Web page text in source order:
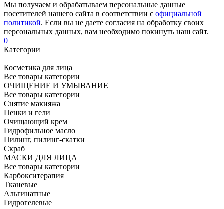
Мы получаем и обрабатываем персональные данные
посетителей нашего сайта в соответствии с официальной
политикой. Если вы не даете согласия на обработку своих
персональных данных, вам необходимо покинуть наш сайт.
0
Категории
Косметика для лица
Все товары категории
ОЧИЩЕНИЕ И УМЫВАНИЕ
Все товары категории
Снятие макияжа
Пенки и гели
Очищающий крем
Гидрофильное масло
Пилинг, пилинг-скатки
Скраб
МАСКИ ДЛЯ ЛИЦА
Все товары категории
Карбокситерапия
Тканевые
Альгинатные
Гидрогелевые